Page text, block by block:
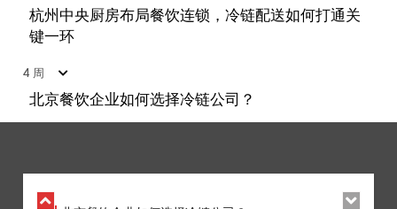
杭州中央厨房布局餐饮连锁，冷链配送如何打通关
键一环
4 周
北京餐饮企业如何选择冷链公司？
1
上海餐饮连锁加速，冷链配送如何破解冻品食材流通难
题？
2026年7月14日
2
杭州中央厨房布局餐饮连锁，冷链配送如何打通关键一
环